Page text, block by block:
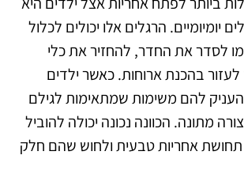
יומיומיים. הרגלים אלו יכולים לכלול
לסדר את החדר, להחזיר את כלי
בהכנת ארוחות. כאשר ילדים
להם משימות שמתאימות לגילם
מתונה. הכוונה נכונה יכולה להוביל
אחריות טבעית ולחוש שהם חלק